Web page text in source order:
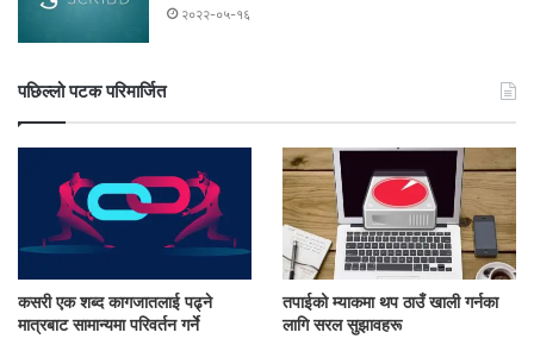
२०२२-०५-१६
पछिल्लो पटक परिमार्जित
कसरी एक शब्द कागजातलाई पढ्ने
मात्रबाट सामान्यमा परिवर्तन गर्ने
तपाईको म्याकमा थप ठाउँ खाली गर्नका
लागि सरल सुझावहरू